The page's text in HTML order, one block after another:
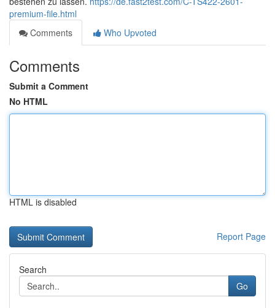
premium-file.html
Comments
Who Upvoted
Comments
Submit a Comment
No HTML
HTML is disabled
Report Page
Search
Go